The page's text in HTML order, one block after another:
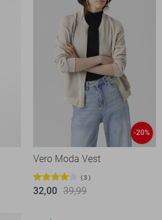
-20%
Vero Moda Vest
3
32,00 39,99